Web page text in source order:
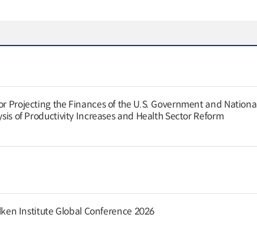
Projecting the Finances of the U.S. Government and National
of Productivity Increases and Health Sector Reform
Institute Global Conference 2026